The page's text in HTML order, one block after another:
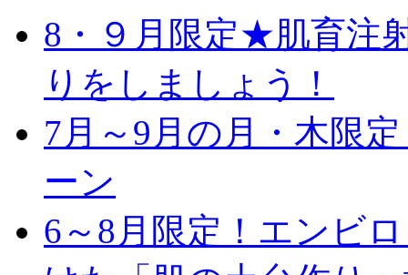
8・９月限定★肌育注
りをしましょう！
7月～9月の月・木限
ーン
6～8月限定！エンビ